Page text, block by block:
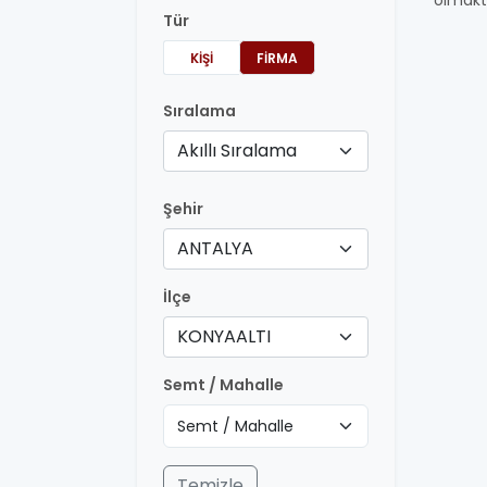
Tür
KIŞI FIRMA
Sıralama
Akıllı Sıralama
Şehir
ANTALYA
İlçe
KONYAALTI
Semt / Mahalle